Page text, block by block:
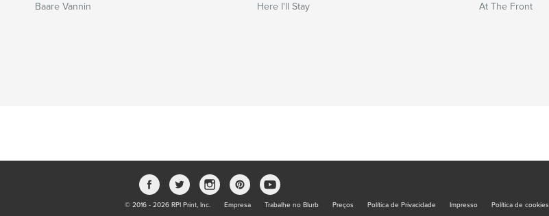
Baare Vannin Here I'll Stay At The Front
© 2016 - 2026 RPI Print, Inc. Empresa Trabalhe no Blurb Preços Política de Privacidade Impresso Política de cookies